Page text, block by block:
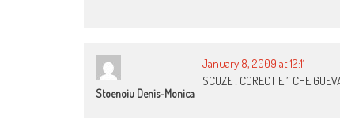
Stoenoiu Denis-Monica
January 8, 2009 at 12:11
SCUZE ! CORECT E ” CHE